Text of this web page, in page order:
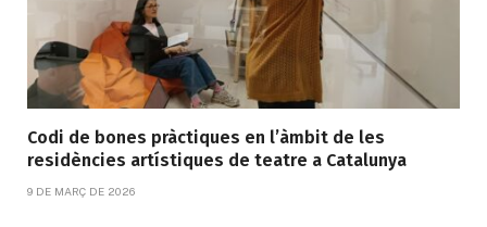
Codi de bones pràctiques en l’àmbit de les
residències artístiques de teatre a Catalunya
9 DE MARÇ DE 2026